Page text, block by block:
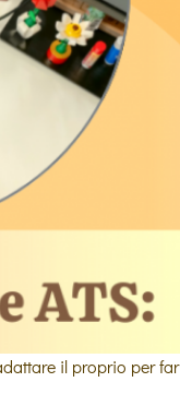
il proprio per